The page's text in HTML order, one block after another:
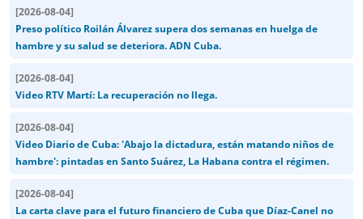
[2026-08-04]
Preso político Roilán Álvarez supera dos semanas en huelga de
hambre y su salud se deteriora. ADN Cuba.
[2026-08-04]
Video RTV Martí: La recuperación no llega.
[2026-08-04]
Video Diario de Cuba: 'Abajo la dictadura, están matando niños de
hambre': pintadas en Santo Suárez, La Habana contra el régimen.
[2026-08-04]
La carta clave para el futuro financiero de Cuba que Díaz-Canel no